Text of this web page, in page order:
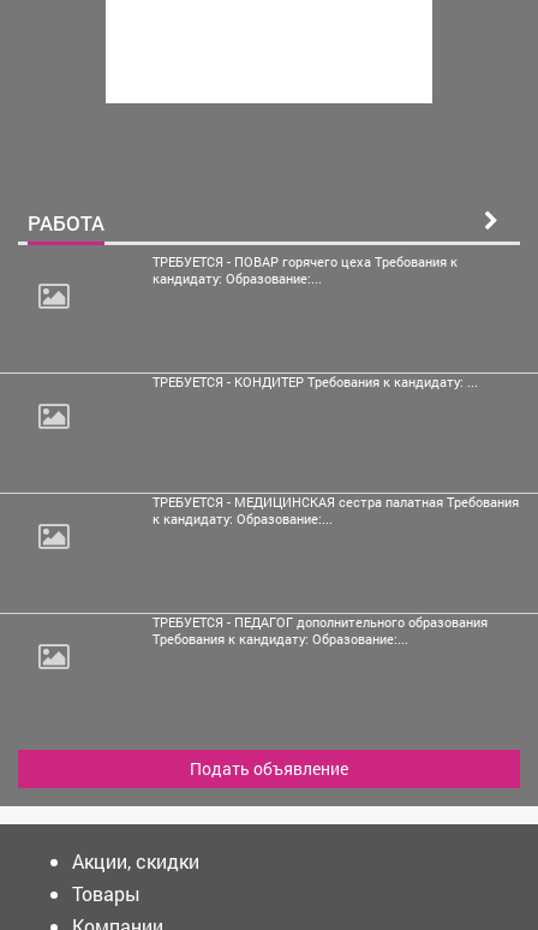
РАБОТА
ТРЕБУЕТСЯ - ПОВАР горячего цеха Требования к
кандидату: Образование:...
ТРЕБУЕТСЯ - КОНДИТЕР Требования к кандидату: ...
ТРЕБУЕТСЯ - МЕДИЦИНСКАЯ сестра палатная Требования
к кандидату: Образование:...
ТРЕБУЕТСЯ - ПЕДАГОГ дополнительного образования
Требования к кандидату: Образование:...
Подать объявление
Акции, скидки
Товары